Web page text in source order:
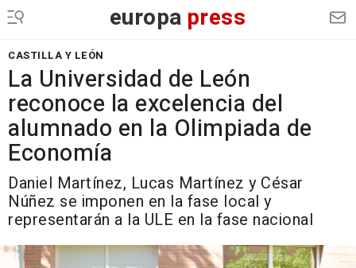
europa press
CASTILLA Y LEÓN
La Universidad de León
reconoce la excelencia del
alumnado en la Olimpiada de
Economía
Daniel Martínez, Lucas Martínez y César
Núñez se imponen en la fase local y
representarán a la ULE en la fase nacional